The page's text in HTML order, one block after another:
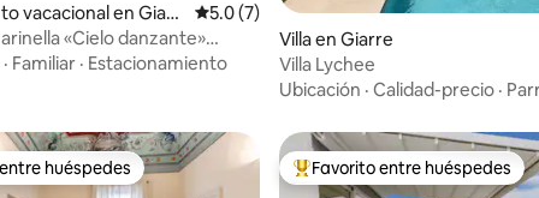
de 5, 21 reseñas
vacacional en Giarr Calificación promedio: 5.0 de 5, 7 reseñas
5.0 (7)
«Cielo danzante»
Etna
· Familiar · Estacionamiento
Villa en Giarre
Villa Lychee
Ubicación · Calidad-precio ·
huéspedes
huéspedes Favorito entre huéspedes
Favorito entre huéspedes